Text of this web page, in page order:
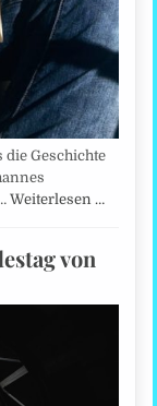
die Geschichte
Weiterlesen …
von